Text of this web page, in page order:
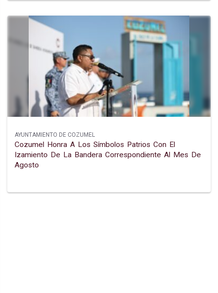
AYUNTAMIENTO DE COZUMEL
Cozumel Honra A Los Símbolos Patrios Con El
Izamiento De La Bandera Correspondiente Al Mes De
Agosto